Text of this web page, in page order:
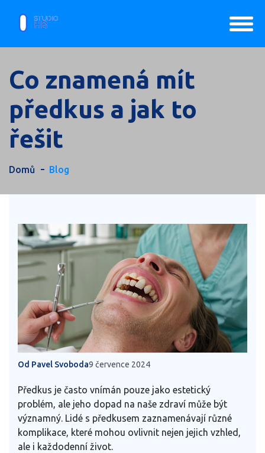
Co znamená mít
předkus a jak to
řešit
Domů Blog
Od Pavel Svoboda9 července 2024
Předkus je často vnímán pouze jako estetický
problém, ale jeho dopad na naše zdraví může být
významný. Lidé s předkusem zaznamenávají různé
komplikace, které mohou ovlivnit nejen jejich vzhled,
ale i každodenní život.